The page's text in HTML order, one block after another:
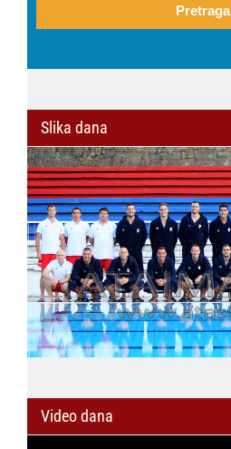
Pretraga
Slika dana
Video dana